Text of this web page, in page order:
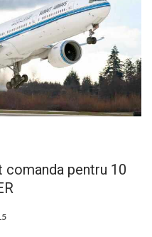
comanda pentru 10